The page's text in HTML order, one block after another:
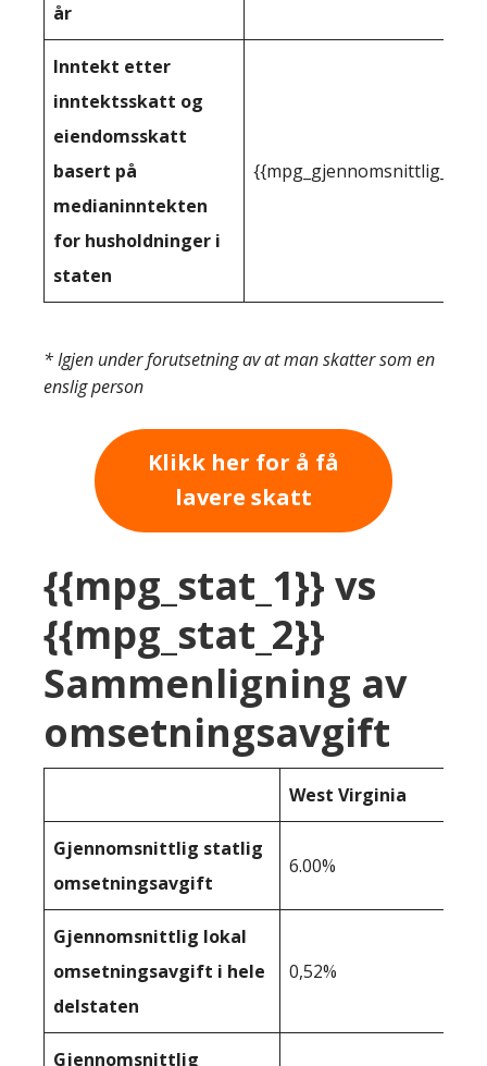
år
Inntekt etter
inntektsskatt og
eiendomsskatt
basert på
medianinntekten
for husholdninger i
staten
* Igjen under forutsetning av at man skatter som en
enslig person
Klikk her for å få
lavere skatt
{{mpg_stat_1}} vs
{{mpg_stat_2}}
Sammenligning av
omsetningsavgift
West Virginia
Gjennomsnittlig statlig
omsetningsavgift
6.00%
Gjennomsnittlig lokal
omsetningsavgift i hele
delstaten
0,52%
Gjennomsnittlig